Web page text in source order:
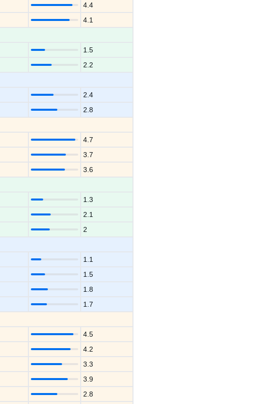
4.4
4.1
1.5
2.2
2.4
2.8
4.7
3.7
3.6
1.3
2.1
2
1.1
1.5
1.8
1.7
4.5
4.2
3.3
3.9
2.8